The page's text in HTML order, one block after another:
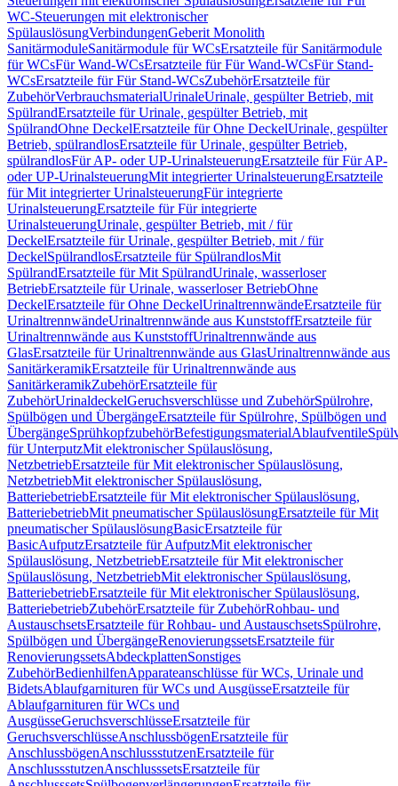
WC-Steuerungen mit elektronischer
SpülauslösungVerbindungenGeberit Monolith
SanitärmoduleSanitärmodule für WCsErsatzteile für Sanitärmodule
für WCsFür Wand-WCsErsatzteile für Für Wand-WCsFür Stand-
WCsErsatzteile für Für Stand-WCsZubehörErsatzteile für
ZubehörVerbrauchsmaterialUrinaleUrinale, gespülter Betrieb, mit
SpülrandErsatzteile für Urinale, gespülter Betrieb, mit
SpülrandOhne DeckelErsatzteile für Ohne DeckelUrinale, gespülter
Betrieb, spülrandlosErsatzteile für Urinale, gespülter Betrieb,
spülrandlosFür AP- oder UP-UrinalsteuerungErsatzteile für Für AP-
oder UP-UrinalsteuerungMit integrierter UrinalsteuerungErsatzteile
für Mit integrierter UrinalsteuerungFür integrierte
UrinalsteuerungErsatzteile für Für integrierte
UrinalsteuerungUrinale, gespülter Betrieb, mit / für
DeckelErsatzteile für Urinale, gespülter Betrieb, mit / für
DeckelSpülrandlosErsatzteile für SpülrandlosMit
SpülrandErsatzteile für Mit SpülrandUrinale, wasserloser
BetriebErsatzteile für Urinale, wasserloser BetriebOhne
DeckelErsatzteile für Ohne DeckelUrinaltrennwändeErsatzteile für
UrinaltrennwändeUrinaltrennwände aus KunststoffErsatzteile für
Urinaltrennwände aus KunststoffUrinaltrennwände aus
GlasErsatzteile für Urinaltrennwände aus GlasUrinaltrennwände aus
SanitärkeramikErsatzteile für Urinaltrennwände aus
SanitärkeramikZubehörErsatzteile für
ZubehörUrinaldeckelGeruchsverschlüsse und ZubehörSpülrohre,
Spülbögen und ÜbergängeErsatzteile für Spülrohre, Spülbögen und
ÜbergängeSprühkopfzubehörBefestigungsmaterialAblaufventile
für UnterputzMit elektronischer Spülauslösung,
NetzbetriebErsatzteile für Mit elektronischer Spülauslösung,
NetzbetriebMit elektronischer Spülauslösung,
BatteriebetriebErsatzteile für Mit elektronischer Spülauslösung,
BatteriebetriebMit pneumatischer SpülauslösungErsatzteile für Mit
pneumatischer SpülauslösungBasicErsatzteile für
BasicAufputzErsatzteile für AufputzMit elektronischer
Spülauslösung, NetzbetriebErsatzteile für Mit elektronischer
Spülauslösung, NetzbetriebMit elektronischer Spülauslösung,
BatteriebetriebErsatzteile für Mit elektronischer Spülauslösung,
BatteriebetriebZubehörErsatzteile für ZubehörRohbau- und
AustauschsetsErsatzteile für Rohbau- und AustauschsetsSpülrohre,
Spülbögen und ÜbergängeRenovierungssetsErsatzteile für
RenovierungssetsAbdeckplattenSonstiges
ZubehörBedienhilfenApparateanschlüsse für WCs, Urinale und
BidetsAblaufgarnituren für WCs und AusgüsseErsatzteile für
Ablaufgarnituren für WCs und
AusgüsseGeruchsverschlüsseErsatzteile für
GeruchsverschlüsseAnschlussbögenErsatzteile für
AnschlussbögenAnschlussstutzenErsatzteile für
AnschlussstutzenAnschlusssetsErsatzteile für